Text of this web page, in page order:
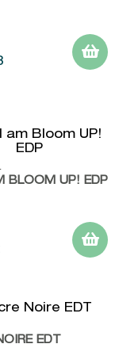
BLOOM UP! EDP
EDT